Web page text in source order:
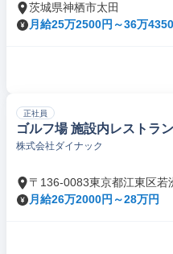
茨城県神栖市太田
月給25万2500円～36万
正社員
ゴルフ場 施設内レストラ
株式会社ダイナック
〒136-0083東京都江東区若
月給26万2000円～28万円